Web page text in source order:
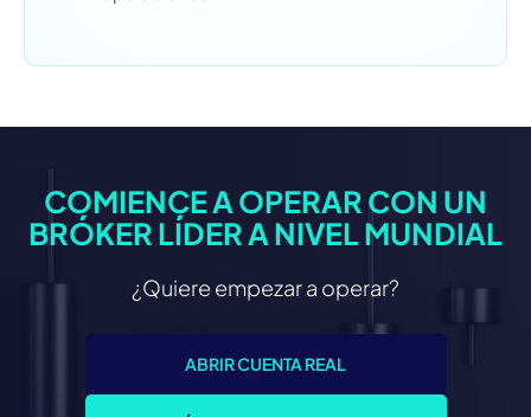
COMIENCE A OPERAR CON UN
BRÓKER LÍDER A NIVEL MUNDIAL
¿Quiere empezar a operar?
ABRIR CUENTA REAL